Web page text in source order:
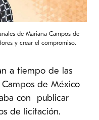
de Mariana Campos de
y crear el compromiso.
a tiempo de las
Campos de México
con publicar
de licitación.